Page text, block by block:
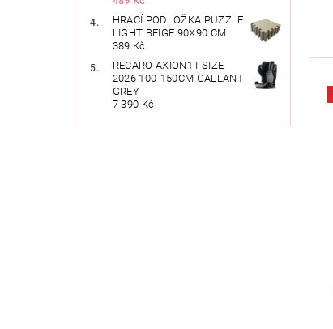
HRACÍ PODLOŽKA PUZZLE
LIGHT BEIGE 90X90 CM
389 Kč
RECARO AXION1 I-SIZE
2026 100-150CM GALLANT
GREY
7 390 Kč